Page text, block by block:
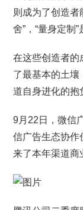
则成为了创造者
舍”，“量身定制
在这些创造者的
了最基本的土壤
道自身进化的抱
9月22日，微信
信广告生态协作
来了本年渠道商